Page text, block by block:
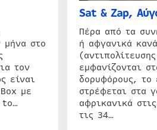
μήνα στο
τον
είναι
με
to…
Sat & Zap,
Πέρα από τα
ή αφγανικά
εμφανίζονται
δορυφόρους, το
στρέφεται στα
αφρικανικά
τις 34…